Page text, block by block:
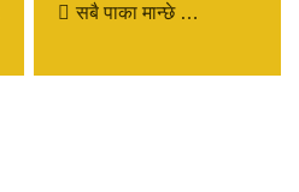
सबै पाका मान्छे …